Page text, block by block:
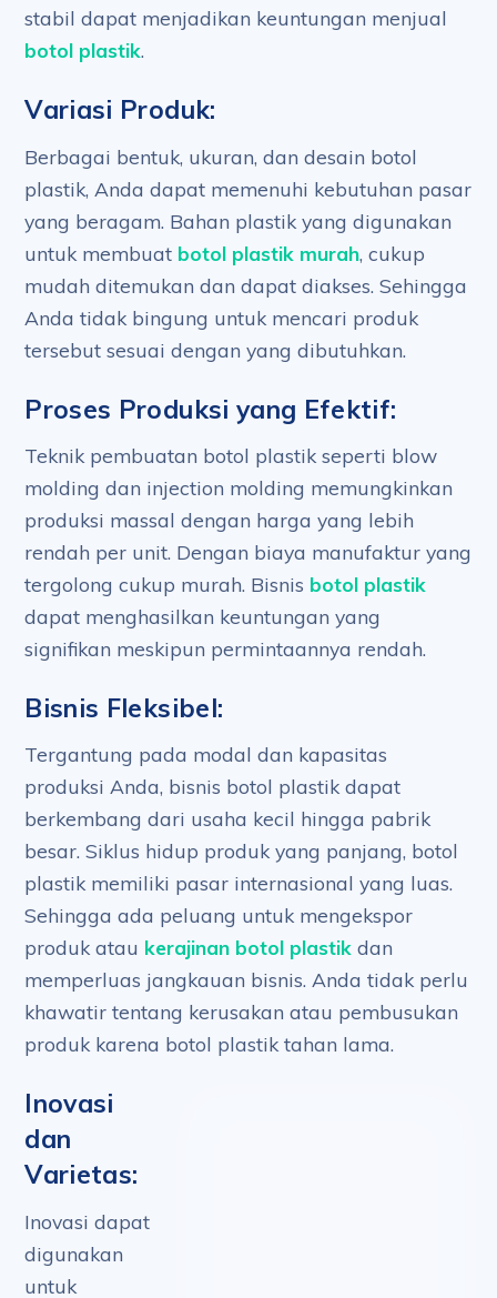
stabil dapat menjadikan keuntungan menjual
botol plastik.
Variasi Produk:
Berbagai bentuk, ukuran, dan desain botol
plastik, Anda dapat memenuhi kebutuhan pasar
yang beragam. Bahan plastik yang digunakan
untuk membuat botol plastik murah, cukup
mudah ditemukan dan dapat diakses. Sehingga
Anda tidak bingung untuk mencari produk
tersebut sesuai dengan yang dibutuhkan.
Proses Produksi yang Efektif:
Teknik pembuatan botol plastik seperti blow
molding dan injection molding memungkinkan
produksi massal dengan harga yang lebih
rendah per unit. Dengan biaya manufaktur yang
tergolong cukup murah. Bisnis botol plastik
dapat menghasilkan keuntungan yang
signifikan meskipun permintaannya rendah.
Bisnis Fleksibel:
Tergantung pada modal dan kapasitas
produksi Anda, bisnis botol plastik dapat
berkembang dari usaha kecil hingga pabrik
besar. Siklus hidup produk yang panjang, botol
plastik memiliki pasar internasional yang luas.
Sehingga ada peluang untuk mengekspor
produk atau kerajinan botol plastik dan
memperluas jangkauan bisnis. Anda tidak perlu
khawatir tentang kerusakan atau pembusukan
produk karena botol plastik tahan lama.
Inovasi
dan
Varietas:
Inovasi dapat
digunakan
untuk